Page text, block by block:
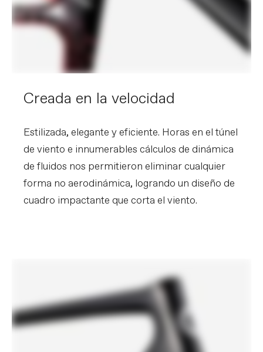
Creada en la velocidad
Estilizada, elegante y eficiente. Horas en el túnel
de viento e innumerables cálculos de dinámica
de fluidos nos permitieron eliminar cualquier
forma no aerodinámica, logrando un diseño de
cuadro impactante que corta el viento.